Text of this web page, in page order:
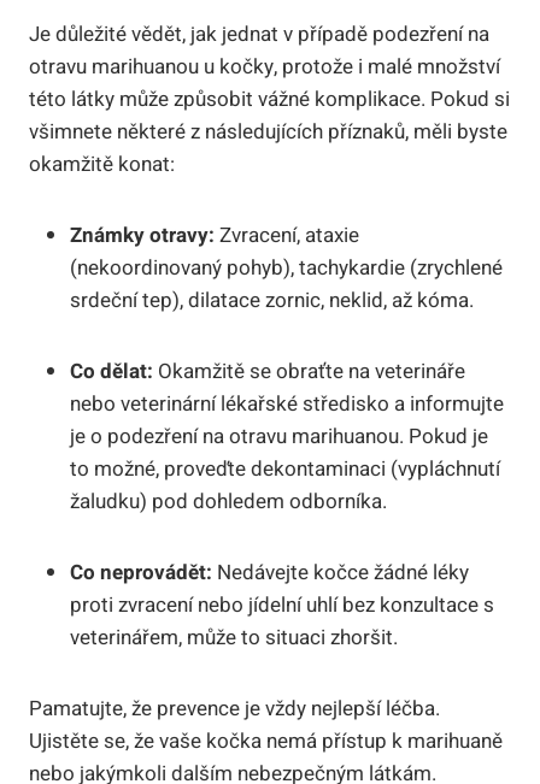
Je důležité vědět, jak jednat v případě podezření na
otravu marihuanou u kočky, protože i malé množství
této látky může způsobit vážné komplikace. Pokud si
všimnete některé z následujících příznaků, měli byste
okamžitě konat:
Známky otravy: Zvracení, ataxie
(nekoordinovaný pohyb), tachykardie (zrychlené
srdeční tep), dilatace zornic, neklid, až kóma.
Co dělat: Okamžitě se obraťte na veterináře
nebo veterinární lékařské středisko a informujte
je o podezření na otravu marihuanou. Pokud je
to možné, proveďte dekontaminaci (vypláchnutí
žaludku) pod dohledem odborníka.
Co neprovádět: Nedávejte kočce žádné léky
proti zvracení nebo jídelní uhlí bez konzultace s
veterinářem, může to situaci zhoršit.
Pamatujte, že prevence je vždy nejlepší léčba.
Ujistěte se, že vaše kočka nemá přístup k marihuaně
nebo jakýmkoli dalším nebezpečným látkám.